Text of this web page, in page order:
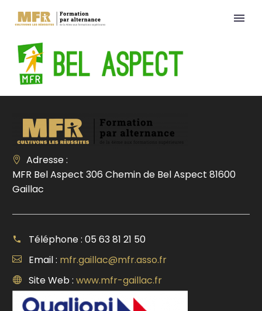
Adresse :
MFR Bel Aspect 306 Chemin de Bel Aspect 81600
Gaillac
Téléphone : 05 63 81 21 50
Email : mfr.gaillac@mfr.asso.fr
Site Web : www.mfr-gaillac.fr